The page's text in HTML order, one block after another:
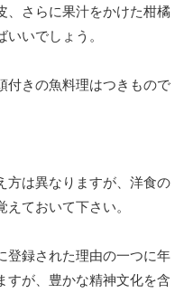
、さらに果汁をかけた柑橘
いでしょう。
付きの魚料理はつきもので
方は異なりますが、洋食の
ておいて下さい。
登録された理由の一つに年
すが、豊かな精神文化を含